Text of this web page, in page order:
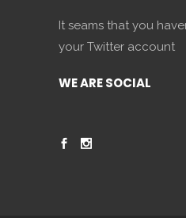
It seams that you
your Twitter account
WE ARE SOCIAL